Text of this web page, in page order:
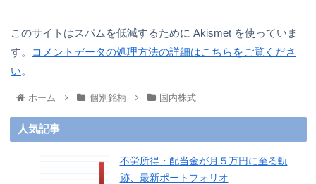
このサイトはスパムを低減するために Akismet を使っていま
す。
コメントデータの処理方法の詳細はこちらをご覧くださ
い。
ホーム 個別銘柄 国内株式
人気記事
不労所得・配当金が月５万円に至る軌
跡、最新ポートフォリオ